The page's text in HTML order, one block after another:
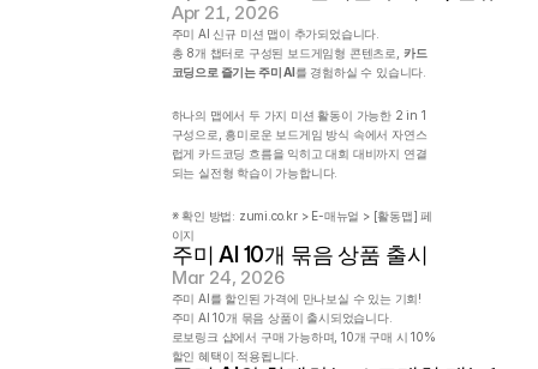
Apr 21, 2026
주미 AI 신규 미션 맵이 추가되었습니다.
총 8개 챕터로 구성된 보드게임형 콘텐츠로,
카드
코딩으로 즐기는 주미 AI를 경험하실 수 있습니다.
하나의 맵에서 두 가지 미션 활동이 가능한 2 in 1
구성으로, 흥미로운 보드게임 방식 속에서 자연스
럽게 카드코딩 흐름을 익히고 대회 대비까지 연결
되는 실전형 학습이 가능합니다.
※ 확인 방법: zumi.co.kr > E-매뉴얼 > [활동맵] 페
이지
주미 AI 10개 묶음 상품 출시
Mar 24, 2026
주미 AI를 할인된 가격에 만나보실 수 있는 기회!
주미 AI 10개 묶음 상품이 출시되었습니다.
로보링크 샵에서 구매 가능하며, 10개 구매 시 10%
할인 혜택이 적용됩니다.